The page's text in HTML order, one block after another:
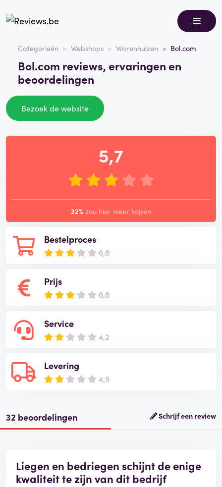
Categorieën Webshops Warenhuizen Bol.com
Bol.com reviews, ervaringen en
beoordelingen
Bezoek de website
Bestelproces
6,8
Prijs
6,8
Service
4,2
Levering
4,9
5,7
32% zou hier weer kopen
32 beoordelingen Schrijf een review
Liegen en bedriegen schijnt de enige
kwaliteit te zijn van dit bedrijf